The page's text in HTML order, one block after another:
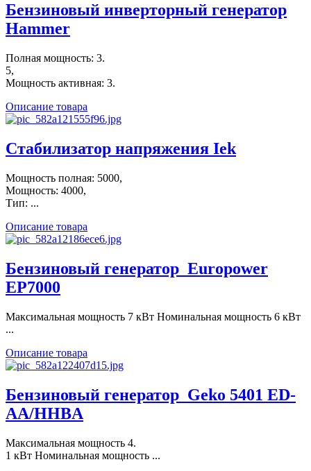
Бензиновый инверторный генератор
Hammer
Полная мощность: 3.
5,
Мощность активная: 3.
Описание товара
Стабилизатор напряжения Iek
Мощность полная: 5000,
Мощность: 4000,
Тип: ...
Описание товара
Бензиновый генератор_Europower
EP7000
Максимальная мощность 7 кВт Номинальная мощность 6 кВт
...
Описание товара
Бензиновый генератор_Geko 5401 ED-
AA/HHBA
Максимальная мощность 4.
1 кВт Номинальная мощность ...